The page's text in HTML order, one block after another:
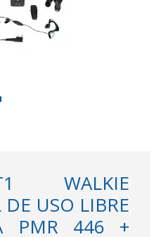
WALKIE
DE USO LIBRE
PMR 446 +